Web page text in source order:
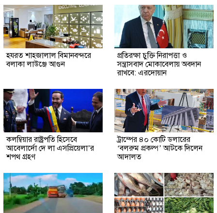
হযরত শাহজালাল বিমানবন্দরে
বলাকা লাউঞ্জে আগুন
প্রতিরক্ষা চুক্তি নিরাপত্তা ও
সন্ত্রাসবাদ মোকাবেলায় অবদান
রাখবে: এরদোয়ান
কলম্বিয়ার রাষ্ট্রপতি হিসেবে
আবেলার্দো দে লা এসপ্রিয়েলা’র
শপথ গ্রহণ
ট্রাম্পের ৪০ কোটি ডলারের
‘বলরুম প্রকল্প’ আটকে দিলেন
আদালত